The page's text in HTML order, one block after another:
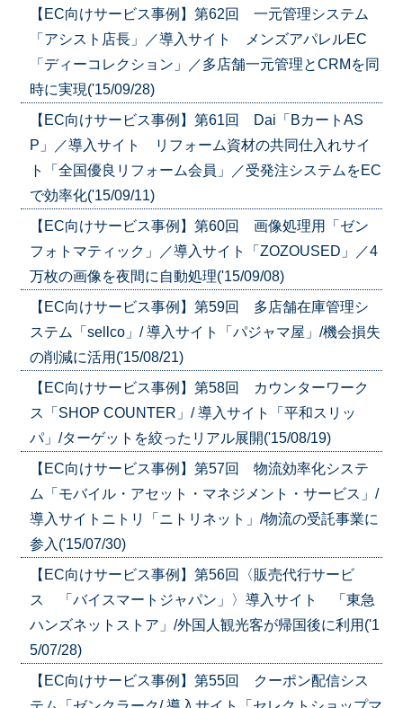
【EC向けサービス事例】第62回 一元管理システム
「アシスト店長」／導入サイト メンズアパレルEC
「ディーコレクション」／多店舗一元管理とCRMを同
時に実現('15/09/28)
【EC向けサービス事例】第61回 Dai「BカートAS
P」／導入サイト リフォーム資材の共同仕入れサイ
ト「全国優良リフォーム会員」／受発注システムをEC
で効率化('15/09/11)
【EC向けサービス事例】第60回 画像処理用「ゼン
フォトマティック」／導入サイト「ZOZOUSED」／4
万枚の画像を夜間に自動処理('15/09/08)
【EC向けサービス事例】第59回 多店舗在庫管理シ
ステム「sellco」/ 導入サイト「パジャマ屋」/機会損失
の削減に活用('15/08/21)
【EC向けサービス事例】第58回 カウンターワーク
ス「SHOP COUNTER」/ 導入サイト「平和スリッ
パ」/ターゲットを絞ったリアル展開('15/08/19)
【EC向けサービス事例】第57回 物流効率化システ
ム「モバイル・アセット・マネジメント・サービス」/
導入サイトニトリ「ニトリネット」/物流の受託事業に
参入('15/07/30)
【EC向けサービス事例】第56回〈販売代行サービ
ス 「バイスマートジャパン」〉導入サイト 「東急
ハンズネットストア」/外国人観光客が帰国後に利用('1
5/07/28)
【EC向けサービス事例】第55回 クーポン配信シス